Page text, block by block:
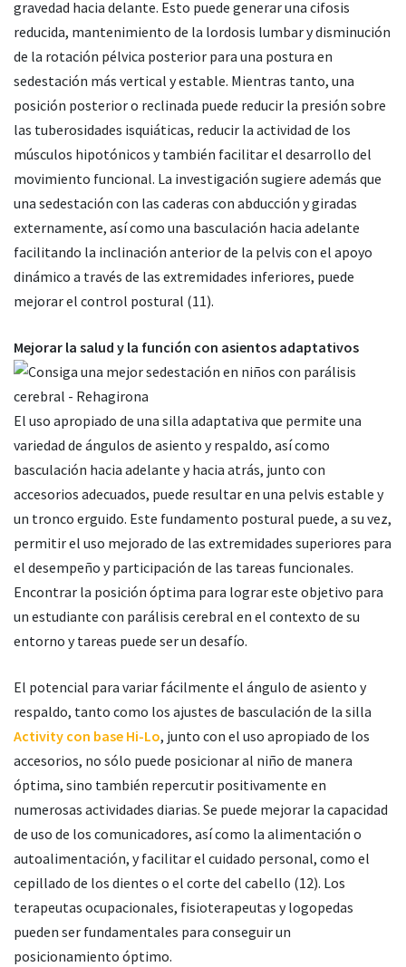
gravedad hacia delante. Esto puede generar una cifosis
reducida, mantenimiento de la lordosis lumbar y disminución
de la rotación pélvica posterior para una postura en
sedestación más vertical y estable. Mientras tanto, una
posición posterior o reclinada puede reducir la presión sobre
las tuberosidades isquiáticas, reducir la actividad de los
músculos hipotónicos y también facilitar el desarrollo del
movimiento funcional. La investigación sugiere además que
una sedestación con las caderas con abducción y giradas
externamente, así como una basculación hacia adelante
facilitando la inclinación anterior de la pelvis con el apoyo
dinámico a través de las extremidades inferiores, puede
mejorar el control postural (11).
Mejorar la salud y la función con asientos adaptativos
El uso apropiado de una silla adaptativa que permite una
variedad de ángulos de asiento y respaldo, así como
basculación hacia adelante y hacia atrás, junto con
accesorios adecuados, puede resultar en una pelvis estable y
un tronco erguido. Este fundamento postural puede, a su vez,
permitir el uso mejorado de las extremidades superiores para
el desempeño y participación de las tareas funcionales.
Encontrar la posición óptima para lograr este objetivo para
un estudiante con parálisis cerebral en el contexto de su
entorno y tareas puede ser un desafío.
El potencial para variar fácilmente el ángulo de asiento y
respaldo, tanto como los ajustes de basculación de la silla
Activity con base Hi-Lo, junto con el uso apropiado de los
accesorios, no sólo puede posicionar al niño de manera
óptima, sino también repercutir positivamente en
numerosas actividades diarias. Se puede mejorar la capacidad
de uso de los comunicadores, así como la alimentación o
autoalimentación, y facilitar el cuidado personal, como el
cepillado de los dientes o el corte del cabello (12). Los
terapeutas ocupacionales, fisioterapeutas y logopedas
pueden ser fundamentales para conseguir un
posicionamiento óptimo.